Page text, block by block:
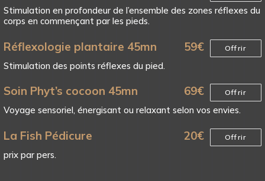
Stimulation en profondeur de l’ensemble des zones réflexes du
corps en commençant par les pieds.
Réflexologie plantaire 45mn 59€ Offrir
Stimulation des points réflexes du pied.
Soin Phyt’s cocoon 45mn 69€ Offrir
Voyage sensoriel, énergisant ou relaxant selon vos envies.
La Fish Pédicure 20€ Offrir
prix par pers.